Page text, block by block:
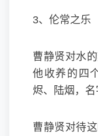
3、伦常之乐
曹静贤对水
他收养的四
烬、陆烟，名
曹静贤对待